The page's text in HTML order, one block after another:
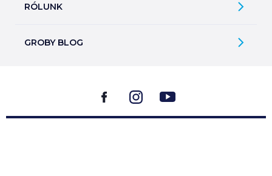
Üvegvisszaváltás
Általános szerződési feltételek
Adatkezelési tájékoztató
Szállítási információk
RÓLUNK
Kapcsolat
GROBY BLOG
Különleges jégkrémek a világ körül